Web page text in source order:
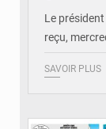
Le
reçu,
SAVOIR PLUS